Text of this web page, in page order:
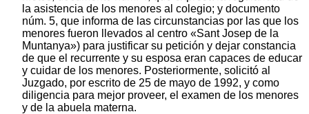
la asistencia de los menores al colegio; y documento
núm. 5, que informa de las circunstancias por las que los
menores fueron llevados al centro «Sant Josep de la
Muntanya») para justificar su petición y dejar constancia
de que el recurrente y su esposa eran capaces de educar
y cuidar de los menores. Posteriormente, solicitó al
Juzgado, por escrito de 25 de mayo de 1992, y como
diligencia para mejor proveer, el examen de los menores
y de la abuela materna.